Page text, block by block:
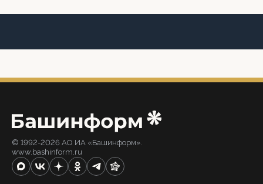
© 1992-2026 АО ИА «Башинформ».
www.bashinform.ru